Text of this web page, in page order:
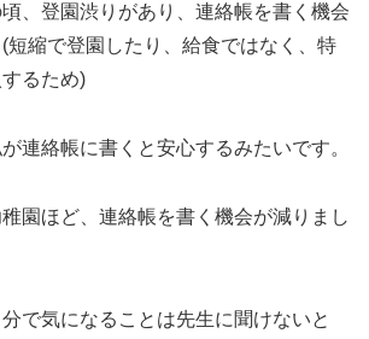
、登園渋りがあり、連絡帳を書く機会
短縮で登園したり、給食ではなく、特
るため)
連絡帳に書くと安心するみたいです。
園ほど、連絡帳を書く機会が減りまし
で気になることは先生に聞けないと